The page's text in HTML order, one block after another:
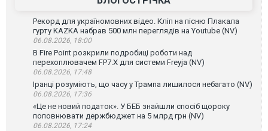
Рекорд для україномовних відео. Кліп на пісню Плакала
гурту KAZKA набрав 500 млн переглядів на Youtube (NV)
06.08.2026, 18:00
В Fire Point розкрили подробиці роботи над
перехоплювачем FP7.X для системи Freyja (NV)
06.08.2026, 17:48
Іранці розуміють, що часу у Трампа лишилося небагато (NV)
06.08.2026, 17:36
«Це не новий податок». У БЕБ знайшли спосіб щороку
поповнювати держбюджет на 5 млрд грн (NV)
06.08.2026, 17:24